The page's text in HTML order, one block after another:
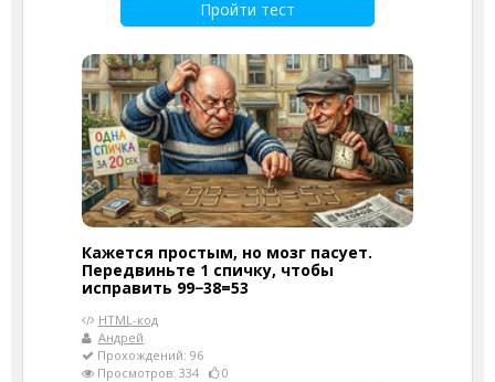
Пройти тест
Кажется простым, но мозг пасует.
Передвиньте 1 спичку, чтобы
исправить 99−38=53
HTML-код
Андрей
Прохождений: 96
Просмотров: 334
0